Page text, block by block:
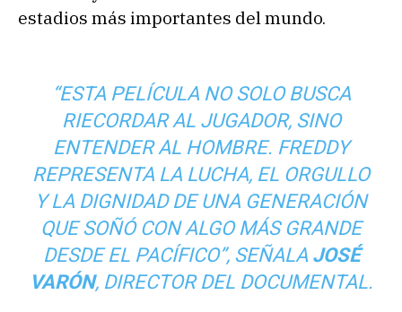
estadios más importantes del mundo.
“ESTA PELÍCULA NO SOLO BUSCA
RIECORDAR AL JUGADOR, SINO
ENTENDER AL HOMBRE. FREDDY
REPRESENTA LA LUCHA, EL ORGULLO
Y LA DIGNIDAD DE UNA GENERACIÓN
QUE SOÑÓ CON ALGO MÁS GRANDE
DESDE EL PACÍFICO”, SEÑALA JOSÉ
VARÓN, DIRECTOR DEL DOCUMENTAL.